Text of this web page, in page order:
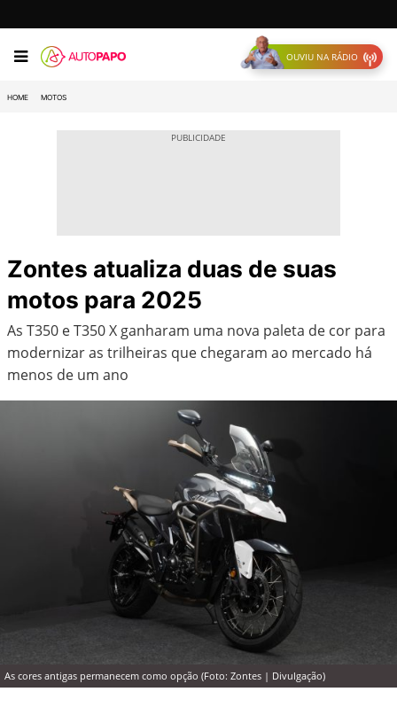
OUVIU NA RÁDIO
HOME MOTOS
Zontes atualiza duas de suas
motos para 2025
As T350 e T350 X ganharam uma nova paleta de cor para
modernizar as trilheiras que chegaram ao mercado há
menos de um ano
As cores antigas permanecem como opção (Foto: Zontes | Divulgação)